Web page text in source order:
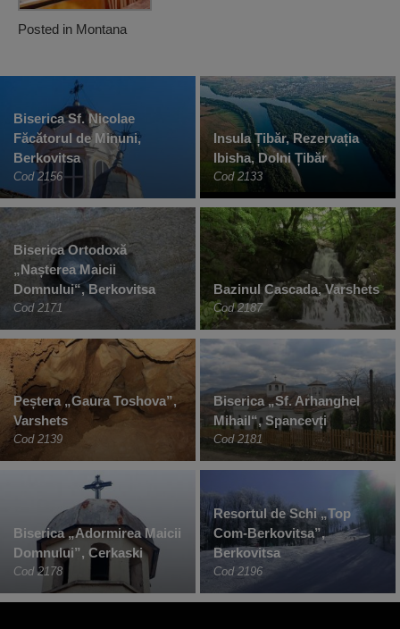
Posted in Montana
Biserica Sf. Nicolae
Făcătorul de Minuni,
Berkovitsa
Cod 2156
Insula Țibăr, Rezervația
Ibisha, Dolni Țibăr
Cod 2133
Biserica Ortodoxă
„Nașterea Maicii
Domnului“, Berkovitsa
Cod 2171
Bazinul Cascada, Varshets
Cod 2187
Peștera „Gaura Toshova”,
Varshets
Cod 2139
Biserica „Sf. Arhanghel
Mihail“, Spancevți
Cod 2181
Biserica „Adormirea Maicii
Domnului”, Cerkaski
Cod 2178
Resortul de Schi „Top
Com-Berkovitsa”,
Berkovitsa
Cod 2196